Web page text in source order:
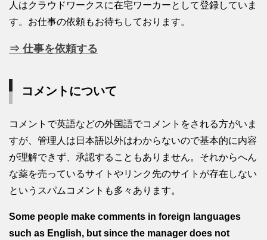
人はクラウドワークスに在宅ワーカーとして登録していま
す。お仕事の依頼もお待ちしております。
⇒ 仕事を依頼する
コメントについて
コメントで英語などの外国語でコメントをされる方がいま
すが、管理人は日本語以外はわからないので基本的に内容
が理解できず、承認することもありません。それからへん
な薬を売っているサイトやリンク先のサイトが存在しない
というスパムコメントも多々あります。
Some people make comments in foreign languages
such as English, but since the manager does not